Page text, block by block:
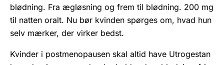
blødning. Fra ægløsning og frem til blødning. 200 mg
til natten oralt. Nu bør kvinden spørges om, hvad hun
selv mærker, der virker bedst.
Kvinder i postmenopausen skal altid have Utrogestan